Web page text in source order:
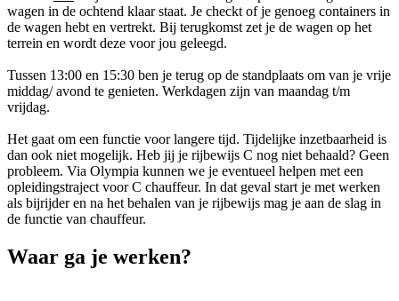
wagen in de ochtend klaar staat. Je checkt of je genoeg containers in
de wagen hebt en vertrekt. Bij terugkomst zet je de wagen op het
terrein en wordt deze voor jou geleegd.
Tussen 13:00 en 15:30 ben je terug op de standplaats om van je vrije
middag/ avond te genieten. Werkdagen zijn van maandag t/m
vrijdag.
Het gaat om een functie voor langere tijd. Tijdelijke inzetbaarheid is
dan ook niet mogelijk. Heb jij je rijbewijs C nog niet behaald? Geen
probleem. Via Olympia kunnen we je eventueel helpen met een
opleidingstraject voor C chauffeur. In dat geval start je met werken
als bijrijder en na het behalen van je rijbewijs mag je aan de slag in
de functie van chauffeur.
Waar ga je werken?